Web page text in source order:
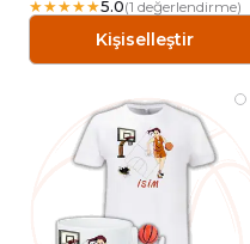
Kişiselleştir
★★★★★5.0(1 değerlendirme)